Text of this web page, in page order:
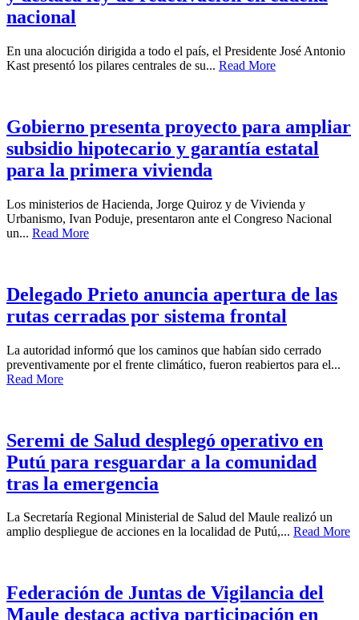
nacional
En una alocución dirigida a todo el país, el Presidente José Antonio
Kast presentó los pilares centrales de su... Read More
Gobierno presenta proyecto para ampliar
subsidio hipotecario y garantía estatal
para la primera vivienda
Los ministerios de Hacienda, Jorge Quiroz y de Vivienda y
Urbanismo, Ivan Poduje, presentaron ante el Congreso Nacional
un... Read More
Delegado Prieto anuncia apertura de las
rutas cerradas por sistema frontal
La autoridad informó que los caminos que habían sido cerrado
preventivamente por el frente climático, fueron reabiertos para el...
Read More
Seremi de Salud desplegó operativo en
Putú para resguardar a la comunidad
tras la emergencia
La Secretaría Regional Ministerial de Salud del Maule realizó un
amplio despliegue de acciones en la localidad de Putú,... Read More
Federación de Juntas de Vigilancia del
Maule destaca activa participación en